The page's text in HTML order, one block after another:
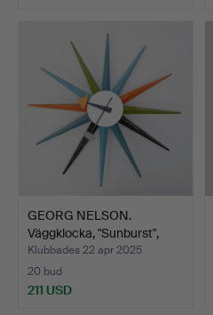
GEORG NELSON.
Väggklocka, "Sunburst",
Vitr…
Klubbades 22 apr 2025
20 bud
211 USD